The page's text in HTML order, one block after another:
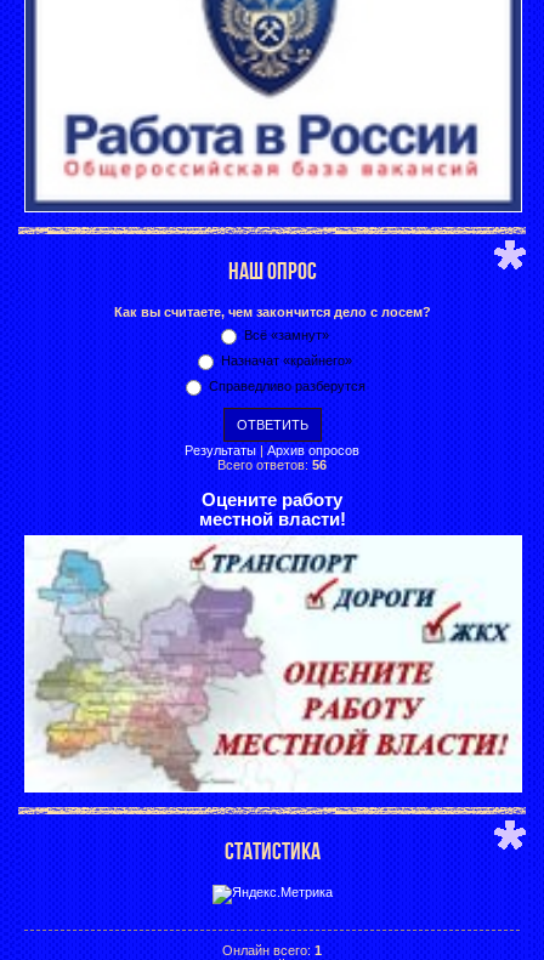
НАШ ОПРОС
Как вы считаете, чем закончится дело с лосем?
Всё «замнут»
Назначат «крайнего»
Справедливо разберутся
Результаты | Архив опросов
Всего ответов: 56
Оцените работу
местной власти!
СТАТИСТИКА
Онлайн всего: 1